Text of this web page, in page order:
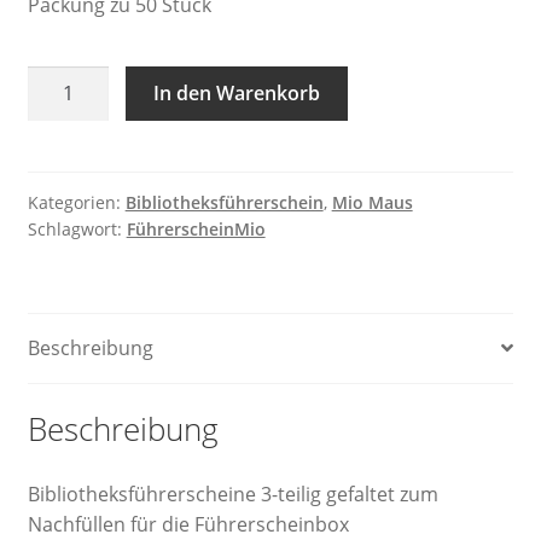
BibliotheksführerscheinIn den Warenkorb
Kategorien: Bibliotheksführerschein, Mio Maus
Schlagwort: FührerscheinMio
Beschreibung
Beschreibung
Bibliotheksführerscheine 3-teilig gefaltet zum
Nachfüllen für die Führerscheinbox